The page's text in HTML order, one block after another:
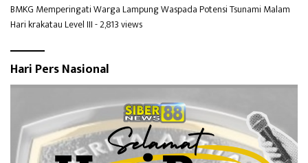
BMKG Memperingati Warga Lampung Waspada Potensi Tsunami Malam
Hari krakatau Level III- 2,813 views
Hari Pers Nasional